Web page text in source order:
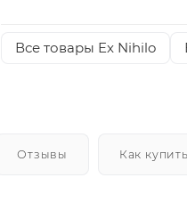
Все товары Ex Nihilo
Отзывы Как купить